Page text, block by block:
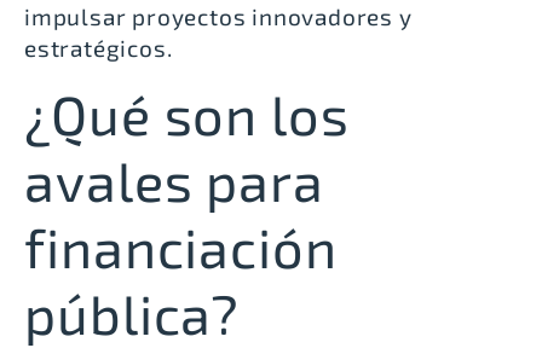
impulsar proyectos innovadores y
estratégicos.
¿Qué son los
avales para
financiación
pública?